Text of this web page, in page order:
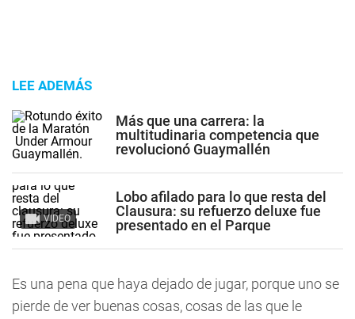
LEE ADEMÁS
Más que una carrera: la
multitudinaria competencia que
revolucionó Guaymallén
VIDEO
Lobo afilado para lo que resta del
Clausura: su refuerzo deluxe fue
presentado en el Parque
Es una pena que haya dejado de jugar, porque uno se
pierde de ver buenas cosas, cosas de las que le